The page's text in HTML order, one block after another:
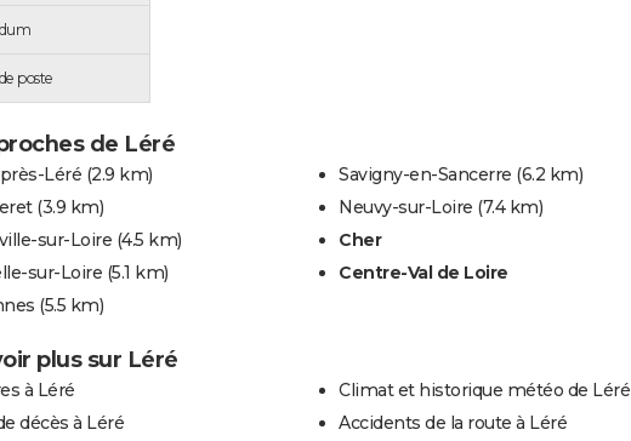
poste
de Léré
Léré (2.9 km)
(3.9 km)
sur-Loire (4.5 km)
sur-Loire (5.1 km)
(5.5 km)
Savigny-en-Sancerre (6.2 km)
Neuvy-sur-Loire (7.4 km)
Cher
Centre-Val de Loire
plus sur Léré
à Léré
décès à Léré
Climat et historique météo de Léré
Accidents de la route à Léré